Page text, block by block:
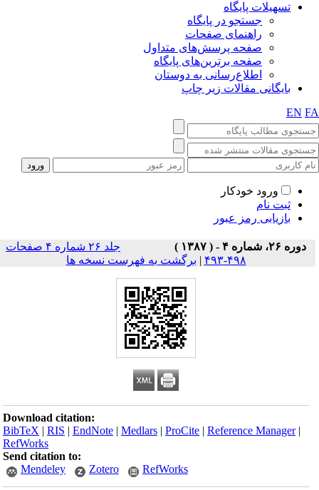
تسهیلات پایگاه
جستجو در پایگاه
راهنمای صفحات
صفحه پرسش‌های متداول
صفحه برترین‌های پایگاه
اطلاع‌رسانی به دوستان
بایگانی مقالات زیر چاپ
EN
ورود خودکار
ثبت نام
بازیابی رمز عبور
دوره ۲۶، شماره ۴ - ( ۱۳۸۷ )
جلد ۲۶ شماره ۴ صفحات
۴۹۸-۴۹۳
| برگشت به فهرست نسخه ها
Download citation:
BibTeX |RIS |EndNote |Medlars |ProCite |Reference Manager
RefWorks
Send citation to:
Mendeley
Zotero RefWorks